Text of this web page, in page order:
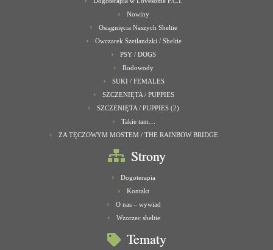
Nowiny
Osiągnięcia Naszych Sheltie
Owczarek Szetlandzki / Sheltie
PSY / DOGS
Rodowody
SUKI / FEMALES
SZCZENIĘTA / PUPPIES
SZCZENIĘTA / PUPPIES (2)
Takie tam…
ZA TĘCZOWYM MOSTEM / THE RAINBOW BRIDGE
Strony
Dogoterapia
Kontakt
O nas – wywiad
Wzorzec sheltie
Tematy